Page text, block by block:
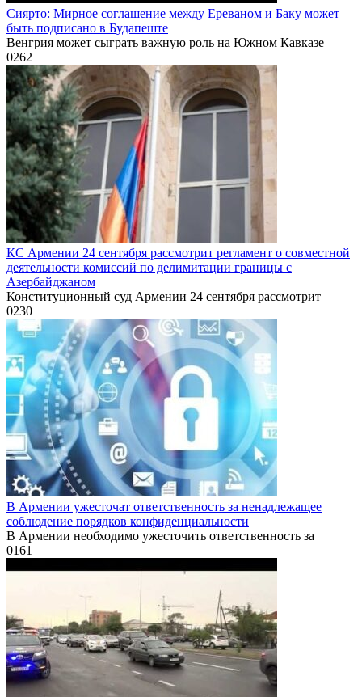
Сиярто: Мирное соглашение между Ереваном и Баку может
быть подписано в Будапеште
Венгрия может сыграть важную роль на Южном Кавказе
0262
КС Армении 24 сентября рассмотрит регламент о совместной
деятельности комиссий по делимитации границы с
Азербайджаном
Конституционный суд Армении 24 сентября рассмотрит
0230
В Армении ужесточат ответственность за ненадлежащее
соблюдение порядков конфиденциальности
В Армении необходимо ужесточить ответственность за
0161